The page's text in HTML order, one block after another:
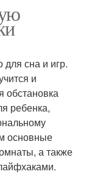
для сна и игр.
и
обстановка
ребенка,
основные
а также